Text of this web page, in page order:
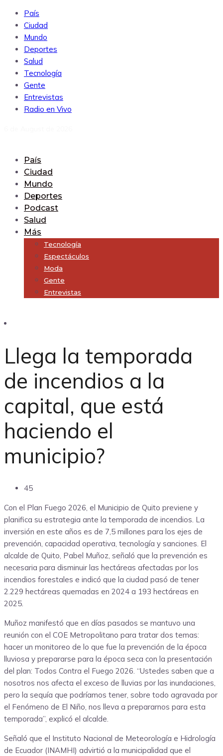
País
Ciudad
Mundo
Deportes
Salud
Tecnología
Gente
Entrevistas
Radio en Vivo
País
Ciudad
Mundo
Deportes
Podcast
Salud
Más
Tecnología
Espectáculos
Moda
Gente
Entrevistas
Llega la temporada
de incendios a la
capital, que está
haciendo el
municipio?
45
Con el Plan Fuego 2026, el Municipio de Quito previene y
planifica su estrategia ante la temporada de incendios. La
inversión en este años es de 7,5 millones para los ejes de
prevención, capacidad operativa, tecnología y sanciones. El
alcalde de Quito, Pabel Muñoz, señaló que la prevención es
necesaria para disminuir las hectáreas afectadas por los
incendios forestales e indicó que la ciudad pasó de tener
2.229 hectáreas quemadas en 2024 a 193 hectáreas en
2025.
Muñoz manifestó que en días pasados se mantuvo una
reunión con el COE Metropolitano para tratar dos temas:
hacer un monitoreo de lo que fue la prevención de la época
lluviosa y prepararse para la época seca con la presentación
del plan: Todos Contra el Fuego 2026. “Ustedes saben que a
nosotros nos afecta el exceso de lluvias por las inundaciones,
pero la sequía que podríamos tener, sobre todo agravada por
el Fenómeno de El Niño, nos lleva a prepararnos para esta
temporada”, explicó el alcalde.
Señaló que el Instituto Nacional de Meteorología e Hidrología
de Ecuador (INAMHI) advirtió a la municipalidad que el